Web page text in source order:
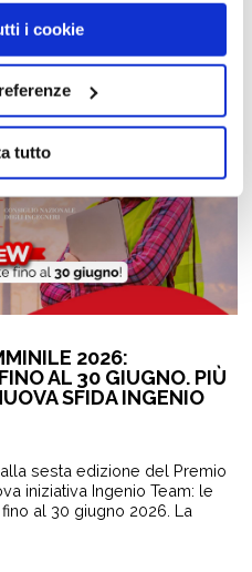
i cookie
tutto
2026:
AL 30 GIUGNO. PIÙ
SFIDA INGENIO
sesta edizione del Premio
iniziativa Ingenio Team: le
al 30 giugno 2026. La